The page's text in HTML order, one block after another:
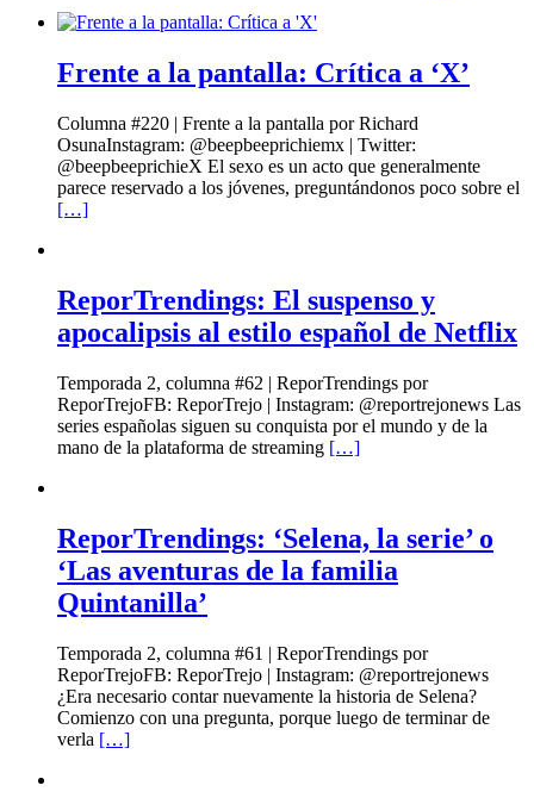
Frente a la pantalla: Crítica a ‘X’
Columna #220 | Frente a la pantalla por Richard
OsunaInstagram: @beepbeeprichiemx | Twitter:
@beepbeeprichieX El sexo es un acto que generalmente
parece reservado a los jóvenes, preguntándonos poco sobre el
[…]
ReporTrendings: El suspenso y
apocalipsis al estilo español de Netflix
Temporada 2, columna #62 | ReporTrendings por
ReporTrejoFB: ReporTrejo | Instagram: @reportrejonews Las
series españolas siguen su conquista por el mundo y de la
mano de la plataforma de streaming […]
ReporTrendings: ‘Selena, la serie’ o
‘Las aventuras de la familia
Quintanilla’
Temporada 2, columna #61 | ReporTrendings por
ReporTrejoFB: ReporTrejo | Instagram: @reportrejonews
¿Era necesario contar nuevamente la historia de Selena?
Comienzo con una pregunta, porque luego de terminar de
verla […]